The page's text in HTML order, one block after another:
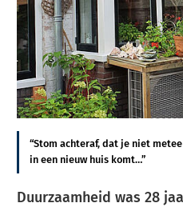
“Stom achteraf, dat je niet
in een nieuw huis komt…”
Duurzaamheid was 28